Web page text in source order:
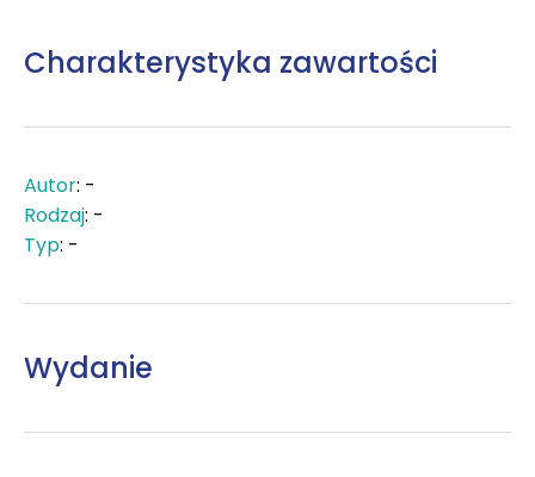
Charakterystyka zawartości
Autor: -
Rodzaj: -
Typ: -
Wydanie